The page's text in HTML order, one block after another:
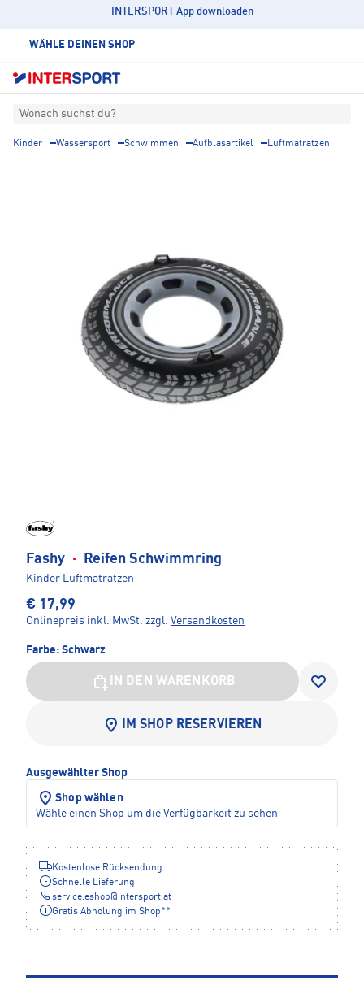
INTERSPORT App downloaden
WÄHLE DEINEN SHOP
Wonach suchst du?
Kinder Wassersport Schwimmen Aufblasartikel Luftmatratzen
Fashy · Reifen Schwimmring
Kinder Luftmatratzen
€ 17,99
Onlinepreis inkl. MwSt. zzgl. Versandkosten
Farbe: Schwarz
IN DEN WARENKORB
IM SHOP RESERVIEREN
Ausgewählter Shop
Shop wählen
Wähle einen Shop um die Verfügbarkeit zu sehen
Kostenlose Rücksendung
Schnelle Lieferung
service.eshop@ intersport.at
Gratis Abholung im Shop**